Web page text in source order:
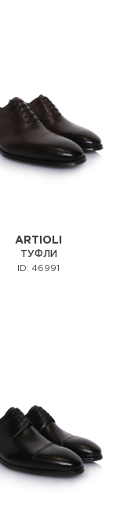
ARTIOLI
ТУФЛИ
ID: 46991